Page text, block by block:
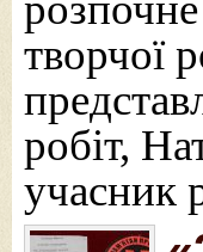
творчої
робіт,
учасник